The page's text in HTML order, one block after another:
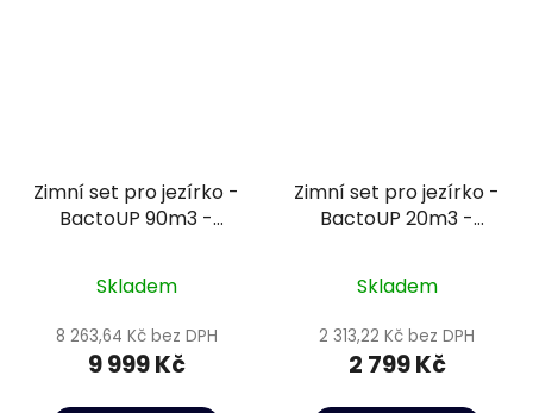
Zimní set pro jezírko -
BactoUP 90m3 -
15kg
Skladem
8 263,64 Kč bez DPH
9 999 Kč
Zimní set pro jezírko -
BactoUP 20m3 -
Skladem
2 313,22 Kč bez DPH
2 799 Kč